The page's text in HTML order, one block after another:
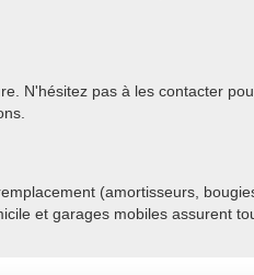
N'hésitez pas à les contacter
(amortisseurs,
et garages mobiles assurent